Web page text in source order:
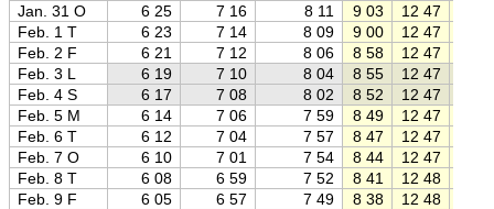
Jan. 31 O
6 25 7 16 8 11 9 03 12 47
Feb. 1 T
6 23 7 14 8 09 9 00 12 47
Feb. 2 F
6 21 7 12 8 06 8 58 12 47
Feb. 3 L
6 19 7 10 8 04 8 55 12 47
Feb. 4 S
6 17 7 08 8 02 8 52 12 47
Feb. 5 M
6 14 7 06 7 59 8 49 12 47
Feb. 6 T
6 12 7 04 7 57 8 47 12 47
Feb. 7 O
6 10 7 01 7 54 8 44 12 47
Feb. 8 T
6 08 6 59 7 52 8 41 12 48
Feb. 9 F
6 05 6 57 7 49 8 38 12 48